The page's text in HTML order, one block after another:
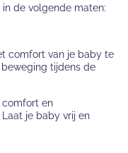
de volgende maten:
comfort van je baby te
tijdens de
comfort en
je baby vrij en